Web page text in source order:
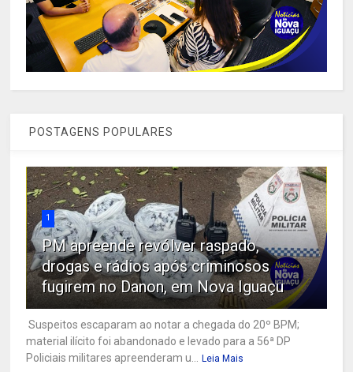
POSTAGENS POPULARES
1
PM apreende revólver raspado,
drogas e rádios após criminosos
fugirem no Danon, em Nova Iguaçu
Suspeitos escaparam ao notar a chegada do 20º BPM;
material ilícito foi abandonado e levado para a 56ª DP
Policiais militares apreenderam u... Leia Mais